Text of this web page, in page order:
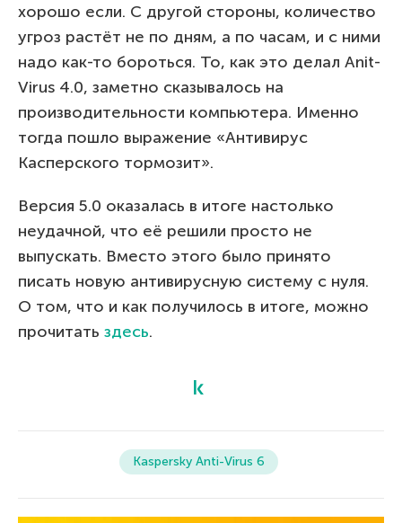
хорошо если. С другой стороны, количество
угроз растёт не по дням, а по часам, и с ними
надо как-то бороться. То, как это делал Anit-
Virus 4.0, заметно сказывалось на
производительности компьютера. Именно
тогда пошло выражение «Антивирус
Касперского тормозит».
Версия 5.0 оказалась в итоге настолько
неудачной, что её решили просто не
выпускать. Вместо этого было принято
писать новую антивирусную систему с нуля.
О том, что и как получилось в итоге, можно
прочитать здесь.
Kaspersky Anti-Virus 6